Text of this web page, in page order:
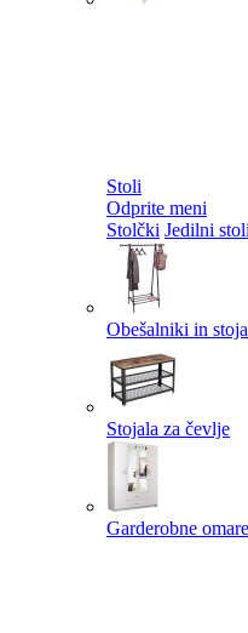
Stoli
Odprite meni
Stolčki Jedilni stoli
Obešalniki in
Stojala za čevlje
Garderobne omare